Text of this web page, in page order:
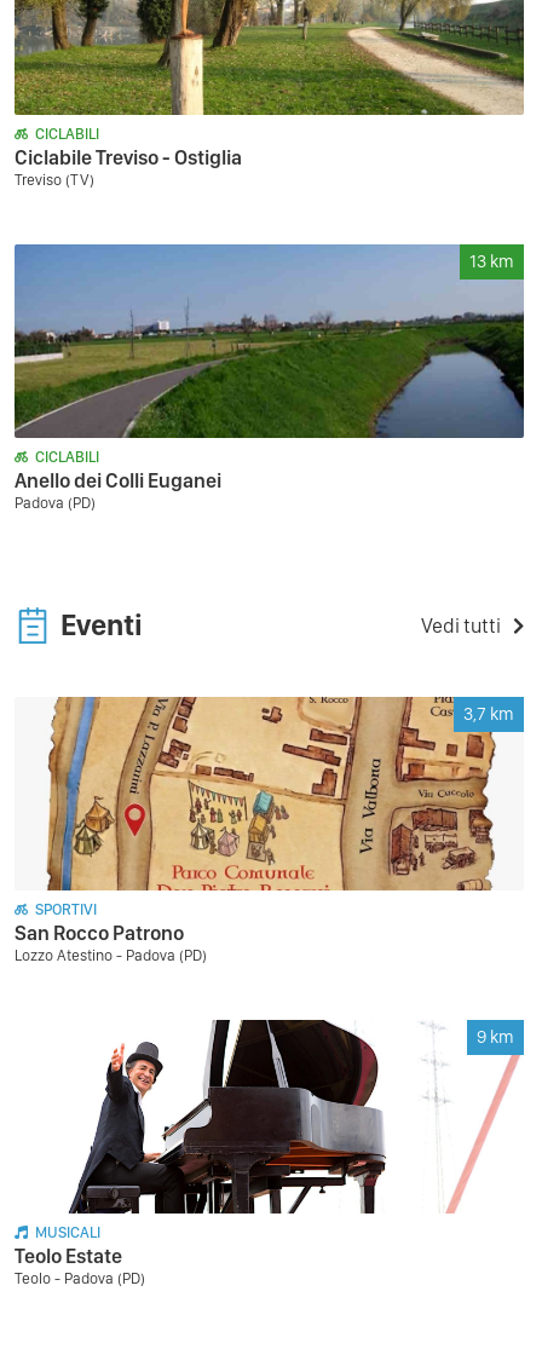
CICLABILI
Ciclabile Treviso - Ostiglia
Treviso (TV)
13 km
CICLABILI
Anello dei Colli Euganei
Padova (PD)
Eventi Vedi tutti
3,7 km
SPORTIVI
San Rocco Patrono
Lozzo Atestino - Padova (PD)
9 km
MUSICALI
Teolo Estate
Teolo - Padova (PD)